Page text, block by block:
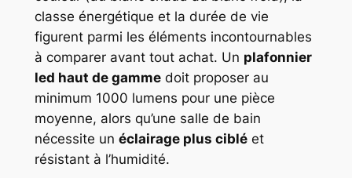
classe énergétique et la durée de vie
figurent parmi les éléments incontournables
à comparer avant tout achat. Un plafonnier
led haut de gammedoit proposer au
minimum 1000 lumens pour une pièce
moyenne, alors qu’une salle de bain
nécessite un éclairage plus cibléet
résistant à l’humidité.